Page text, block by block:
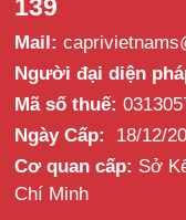
139
Mail:
Người đại diện
Mã số thuế:
Ngày Cấp:
18/12/
Cơ quan cấp: Sở
Chí Minh